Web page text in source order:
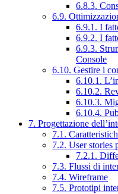
6.8.3.
6.9.
6.9.1. I
6.9.2. I
6.9.3.
Console
6.10. Gestire i
6.10.1.
6.10.2.
6.10.3.
6.10.4.
7. Progettazione
7.1.
7.2. User stories
7.2.1.
7.3. Flussi di
7.4. Wireframe
7.5. Prototipi